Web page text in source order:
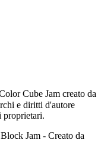
Cube Jam creato da
e diritti d'autore
proprietari.
Jam - Creato da